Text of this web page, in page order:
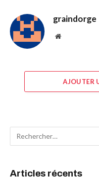
graindorge
Site
AJOUTER
Articles récents